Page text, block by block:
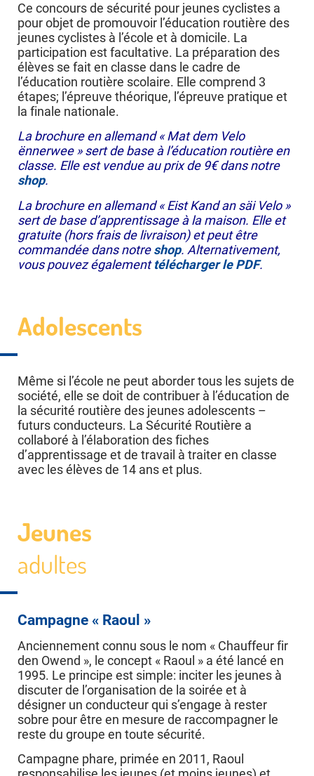
Ce concours de sécurité pour jeunes cyclistes a
pour objet de promouvoir l’éducation routière des
jeunes cyclistes à l’école et à domicile. La
participation est facultative. La préparation des
élèves se fait en classe dans le cadre de
l’éducation routière scolaire. Elle comprend 3
étapes; l’épreuve théorique, l’épreuve pratique et
la finale nationale.
La brochure en allemand « Mat dem Velo
ënnerwee » sert de base à l’éducation routière en
classe. Elle est vendue au prix de 9€ dans notre
shop.
La brochure en allemand « Eist Kand an säi Velo »
sert de base d’apprentissage à la maison. Elle et
gratuite (hors frais de livraison) et peut être
commandée dans notreshop. Alternativement,
vous pouvez égalementtélécharger le PDF.
Adolescents
Même si l’école ne peut aborder tous les sujets de
société, elle se doit de contribuer à l’éducation de
la sécurité routière des jeunes adolescents –
futurs conducteurs. La Sécurité Routière a
collaboré à l’élaboration des fiches
d’apprentissage et de travail à traiter en classe
avec les élèves de 14 ans et plus.
Jeunes
adultes
Campagne « Raoul »
Anciennement connu sous le nom « Chauffeur fir
den Owend », le concept « Raoul » a été lancé en
1995. Le principe est simple: inciter les jeunes à
discuter de l’organisation de la soirée et à
désigner un conducteur qui s’engage à rester
sobre pour être en mesure de raccompagner le
reste du groupe en toute sécurité.
Campagne phare, primée en 2011, Raoul